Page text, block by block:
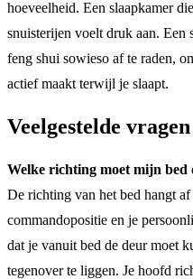
hoeveelheid. Een slaapkamer
snuisterijen voelt druk aan. Een
feng shui sowieso af te raden,
actief maakt terwijl je slaapt.
Veelgestelde vragen
Welke richting moet mijn bed
De richting van het bed hangt
commandopositie en je
dat je vanuit bed de deur moet
tegenover te liggen. Je hoofd